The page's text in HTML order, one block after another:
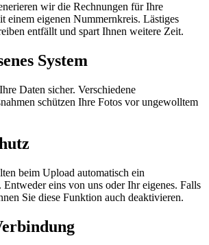
wir die Rechnungen für Ihre
einem eigenen Nummernkreis. Lästiges
entfällt und spart Ihnen weitere Zeit.
System
Daten sicher. Verschiedene
schützen Ihre Fotos vor ungewolltem
beim Upload automatisch ein
Entweder eins von uns oder Ihr eigenes. Falls
Sie diese Funktion auch deaktivieren.